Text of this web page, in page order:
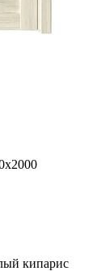
кипарис